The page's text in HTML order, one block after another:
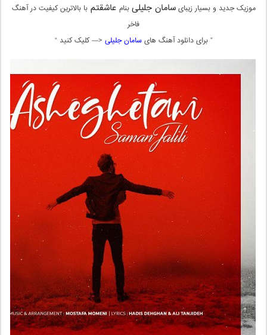
موزیک جدید و بسیار زیبایسامان جلیلیبنام عاشقتمبا بالاترین کیفیت در آهنگ
فاخر
” برای دانلود آهنگ هایسامان جلیلی <— کلیک کنید “